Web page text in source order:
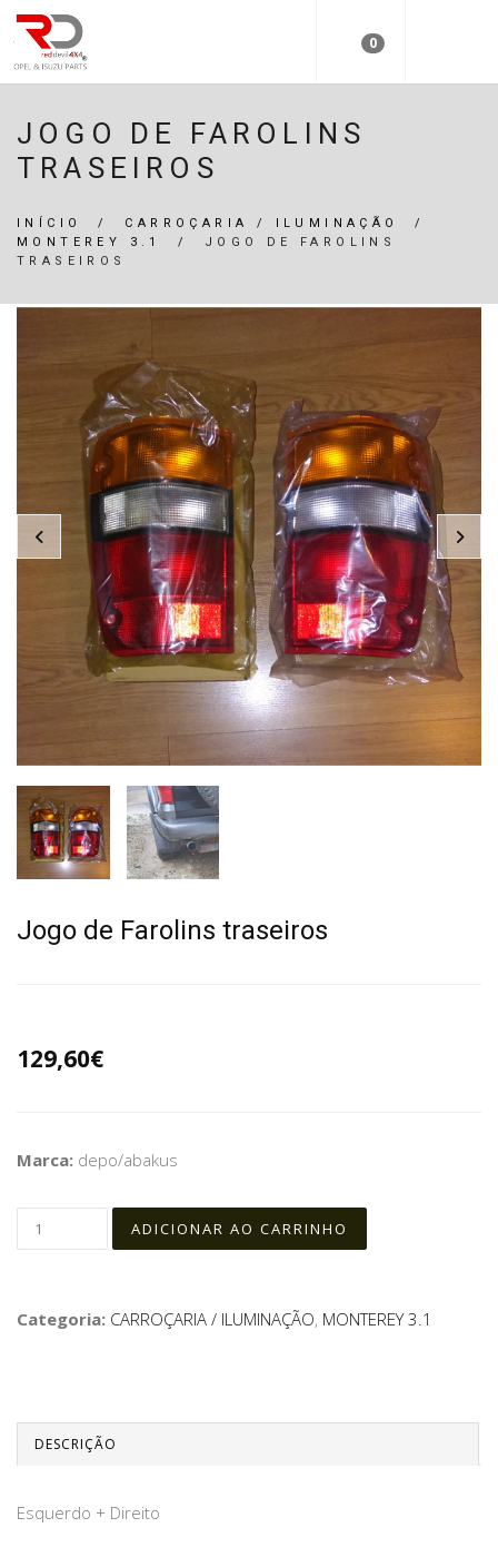
0
JOGO DE FAROLINS
TRASEIROS
INÍCIO / CARROÇARIA / ILUMINAÇÃO
/
MONTEREY 3.1
/ JOGO DE FAROLINS
TRASEIROS
Jogo de Farolins traseiros
129,60€
Marca: depo/abakus
Categoria: CARROÇARIA / ILUMINAÇÃO, MONTEREY 3.1
DESCRIÇÃO
Esquerdo + Direito